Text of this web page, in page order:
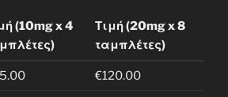
(10mg x 4
Τιμή (20mg x 8
ταμπλέτες)
€120.00